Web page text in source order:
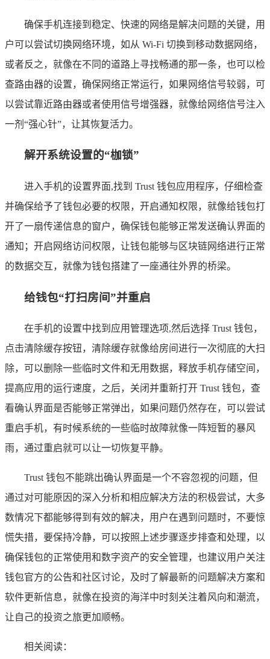
确保手机连接到稳定、快速的网络是解决问题的关键，用
户可以尝试切换网络环境，如从 Wi-Fi 切换到移动数据网络，
或者反之，就像在不同的道路上寻找畅通的那一条，也可以检
查路由器的设置，确保网络正常运行，如果网络信号较弱，可
以尝试靠近路由器或者使用信号增强器，就像给网络信号注入
一剂“强心针”，让其恢复活力。
解开系统设置的“枷锁”
进入手机的设置界面,找到 Trust 钱包应用程序，仔细检查
并确保给予了钱包必要的权限，开启通知权限，就像给钱包打
开了一扇传递信息的窗户，确保钱包能够正常发送确认界面的
通知；开启网络访问权限，让钱包能够与区块链网络进行正常
的数据交互，就像为钱包搭建了一座通往外界的桥梁。
给钱包“打扫房间”并重启
在手机的设置中找到应用管理选项,然后选择 Trust 钱包，
点击清除缓存按钮，清除缓存就像给房间进行一次彻底的大扫
除，可以删除一些临时文件和无用数据，释放手机存储空间，
提高应用的运行速度，之后，关闭并重新打开 Trust 钱包，查
看确认界面是否能够正常弹出，如果问题仍然存在，可以尝试
重启手机，有时候系统的一些临时故障就像一阵短暂的暴风
雨，通过重启就可以让一切恢复平静。
Trust 钱包不能跳出确认界面是一个不容忽视的问题，但
通过对可能原因的深入分析和相应解决方法的积极尝试，大多
数情况下都能够得到有效的解决，用户在遇到问题时，不要惊
慌失措，要保持冷静，可以按照上述步骤逐步排查和处理，以
确保钱包的正常使用和数字资产的安全管理，也建议用户关注
钱包官方的公告和社区讨论，及时了解最新的问题解决方案和
软件更新信息，就像在投资的海洋中时刻关注着风向和潮流，
让自己的投资之旅更加顺畅。
相关阅读：